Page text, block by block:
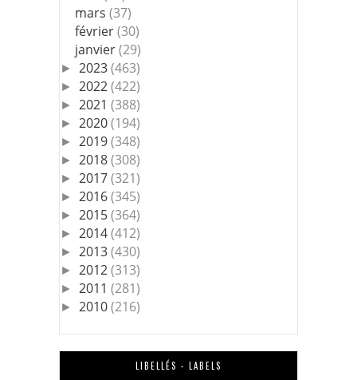
mars(37)
février(30)
janvier(29)
► 2023(463)
► 2022(422)
► 2021 (388)
► 2020(194)
► 2019(348)
► 2018(308)
► 2017(321)
► 2016(345)
► 2015(364)
► 2014(412)
► 2013(430)
► 2012(313)
► 2011 (281)
► 2010(216)
LIBELLÉS - LABELS